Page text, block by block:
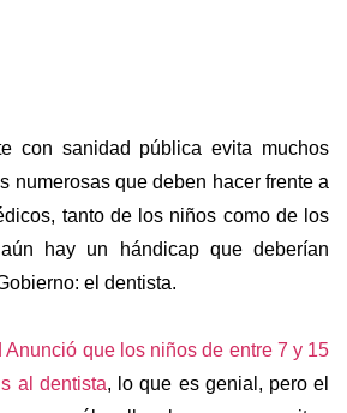
con sanidad pública evita muchos
numerosas que deben hacer frente a
tanto de los niños como de los
hay un hándicap que deberían
el dentista.
Anunció que los niños de entre 7 y 15
al dentista, lo que es genial, pero el